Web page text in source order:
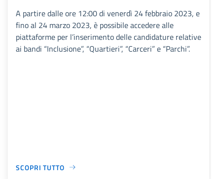
A partire dalle ore 12:00 di venerdì 24 febbraio 2023, e
fino al 24 marzo 2023, è possibile accedere alle
piattaforme per l’inserimento delle candidature relative
ai bandi “Inclusione”, “Quartieri”, “Carceri” e “Parchi”.
SCOPRI TUTTO